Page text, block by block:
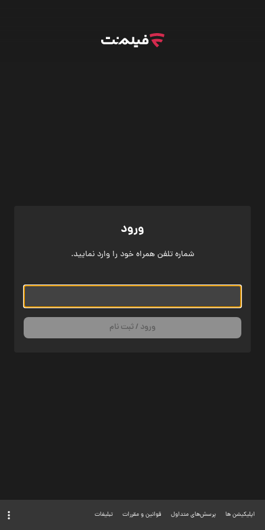
ورود
شماره تلفن همراه خود را وارد نمایید.
ورود / ثبت نام
اپلیکیشن ها پرسش‌های متداول قوانین و مقررات تبلیغات